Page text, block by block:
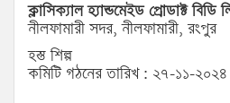
ক্লাসিক্যাল হ্যান্ডমেইড প্রোডাক্ট বিডি
নীলফামারী সদর, নীলফামারী, রংপুর
হস্ত শিল্প
কমিটি গঠনের তারিখ : ২৭-১১-২০২৪